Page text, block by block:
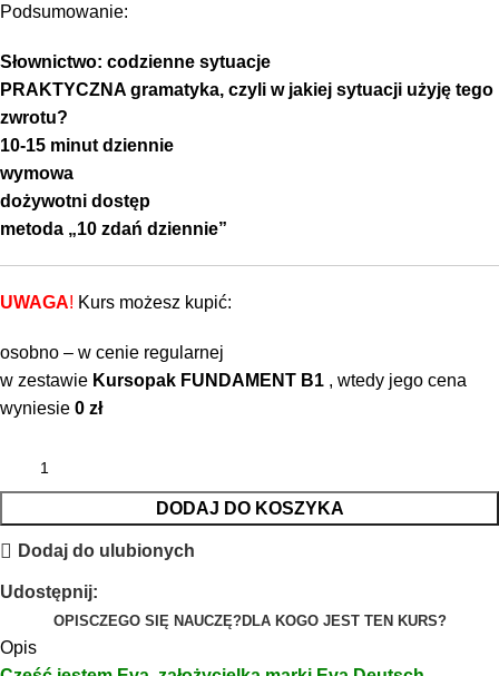
Podsumowanie:
Słownictwo: codzienne sytuacje
PRAKTYCZNA gramatyka, czyli w jakiej sytuacji użyję tego
zwrotu?
10-15 minut dziennie
wymowa
dożywotni dostęp
metoda „10 zdań dziennie”
UWAGA! Kurs możesz kupić:
osobno – w cenie regularnej
w zestawie Kursopak FUNDAMENT B1 , wtedy jego cena
wyniesie 0 zł
DODAJ DO KOSZYKA
Dodaj do ulubionych
Udostępnij:
OPISCZEGO SIĘ NAUCZĘ?DLA KOGO JEST TEN KURS?
Opis